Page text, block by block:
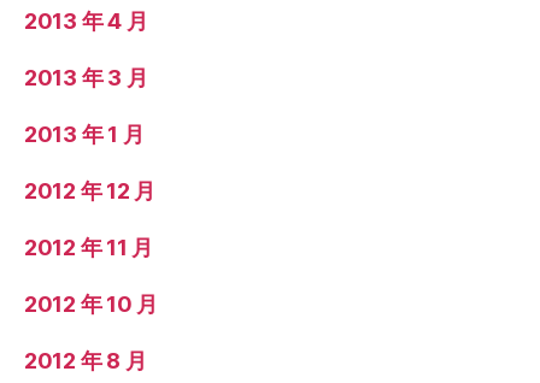
2013 年 4 月
2013 年 3 月
2013 年 1 月
2012 年 12 月
2012 年 11 月
2012 年 10 月
2012 年 8 月